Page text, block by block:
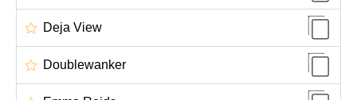
Deja View
Doublewanker